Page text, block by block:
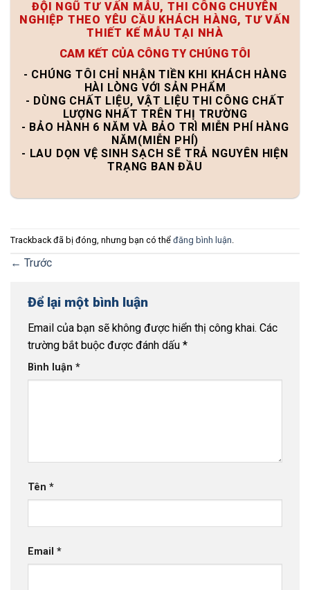
ĐỘI NGŨ TƯ VẤN MẪU, THI CÔNG CHUYÊN
NGHIỆP THEO YÊU CẦU KHÁCH HÀNG, TƯ VẤN
THIẾT KẾ MẪU TẠI NHÀ
CAM KẾT CỦA CÔNG TY CHÚNG TÔI
- CHÚNG TÔI CHỈ NHẬN TIỀN KHI KHÁCH HÀNG
HÀI LÒNG VỚI SẢN PHẨM
- DÙNG CHẤT LIỆU, VẬT LIỆU THI CÔNG CHẤT
LƯỢNG NHẤT TRÊN THỊ TRƯỜNG
- BẢO HÀNH 6 NĂM VÀ BẢO TRÌ MIỄN PHÍ HÀNG
NĂM(MIỄN PHÍ)
- LAU DỌN VỆ SINH SẠCH SẼ TRẢ NGUYÊN HIỆN
TRẠNG BAN ĐẦU
Trackback đã bị đóng, nhưng bạn có thể đăng bình luận
← Trước
Để lại một bình luận
Email của bạn sẽ không được hiển thị công khai. Các
trường bắt buộc được đánh dấu *
Bình luận *
Tên *
Email *